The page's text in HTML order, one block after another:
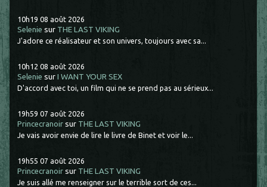
10h19 08 août 2026
Selenie sur THE LAST VIKING
J'adore ce réalisateur et son univers, toujours avec sa...
10h12 08 août 2026
Selenie surI WANT YOUR SEX
D'accord avec toi, un film qui ne se prend pas au sérieux...
19h59 07 août 2026
Princecranoir sur THE LAST VIKING
Je vais avoir envie de lire le livre de Binet et voir le...
19h55 07 août 2026
Princecranoir sur THE LAST VIKING
Je suis allé me renseigner sur le terrible sort de ces...